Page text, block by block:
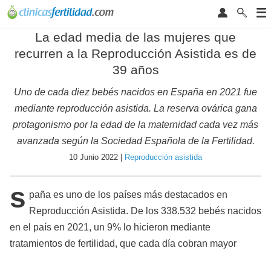
La edad media de las mujeres que
recurren a la Reproducción Asistida es de
39 años
Uno de cada diez bebés nacidos en España en 2021 fue
mediante reproducción asistida. La reserva ovárica gana
protagonismo por la edad de la maternidad cada vez más
avanzada según la Sociedad Española de la Fertilidad.
10 Junio 2022 | Reproducción asistida
s paña es uno de los países más destacados en
Reproducción Asistida. De los 338.532 bebés nacidos
en el país en 2021, un 9% lo hicieron mediante
tratamientos de fertilidad, que cada día cobran mayor